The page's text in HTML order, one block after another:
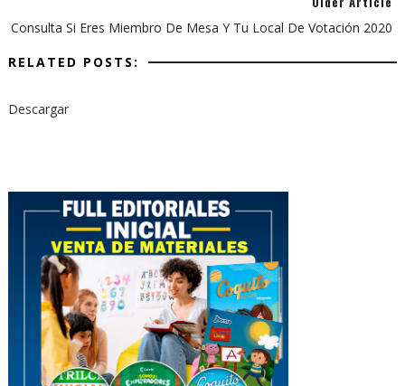
Consulta Si Eres Miembro De Mesa Y Tu Local De Votación 2020
RELATED POSTS:
Descargar